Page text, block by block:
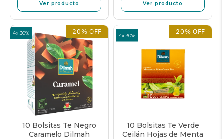
Ver producto Ver producto
20% OFF
10 Bolsitas Te Negro
Caramelo Dilmah
4x 30% 4x 30% 20% OFF
10 Bolsitas Te Verde
Ceilán Hojas de Menta